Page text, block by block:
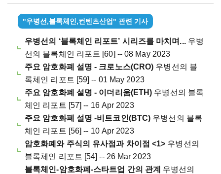
"우병선,블록체인,컨텐츠산업" 관련 기사
우병선의 ‘블록체인 리포트’ 시리즈를 마치며...우병
선의 블록체인 리포트 [60] -- 08 May 2023
주요 암호화폐 설명 - 크로노스(CRO) 우병선의 블
록체인 리포트 [59] -- 01 May 2023
주요 암호화폐 설명 - 이더리움(ETH) 우병선의 블록
체인 리포트 [57] -- 16 Apr 2023
주요 암호화폐 설명 -비트코인(BTC) 우병선의 블록
체인 리포트 [56] -- 10 Apr 2023
암호화폐와 주식의 유사점과 차이점 <1> 우병선의
블록체인 리포트 [54] -- 26 Mar 2023
블록체인-암호화폐-스타트업 간의 관계
우병선의